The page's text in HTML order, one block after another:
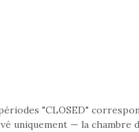
"CLOSED"
uniquement — la chambre